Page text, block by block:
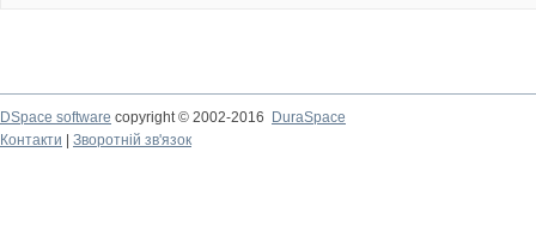
DSpace software copyright © 2002-2016
DuraSpace
Контакти
Зворотній зв'язок